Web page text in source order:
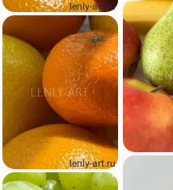
lenly-art.ru
lenly-art.ru